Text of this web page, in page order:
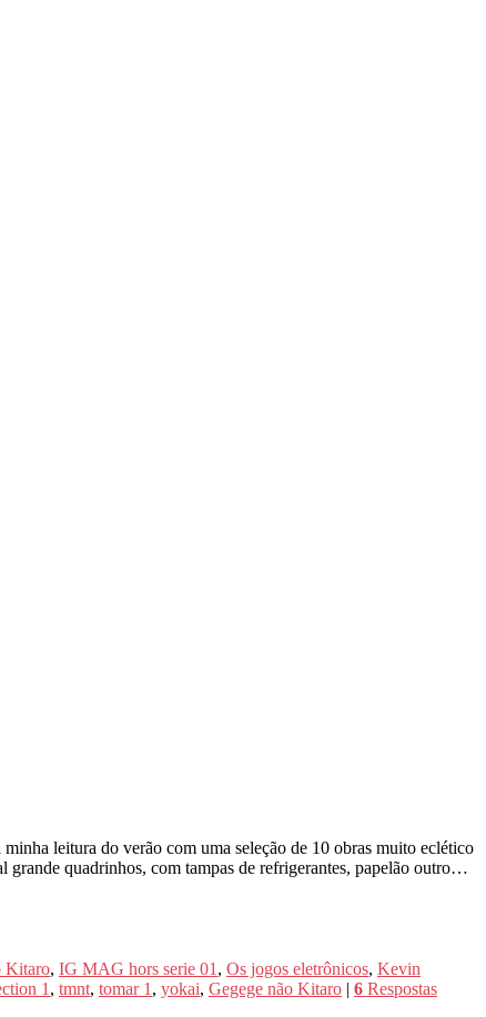
leitura do verão com uma seleção de 10 obras muito eclético
grande quadrinhos, com tampas de refrigerantes, papelão outro…
Kitaro, IG MAG hors serie 01 , Os jogos eletrônicos, Kevin
1 , tmnt, tomar 1 , yokai, Gegege não Kitaro | 6 Respostas